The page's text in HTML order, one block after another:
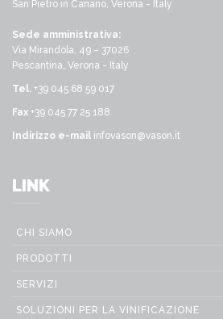
San Pietro in Cariano, Verona - Italy
Sede amministrativa:
Via Mirandola, 49 – 37026
Pescantina, Verona - Italy
Tel. +39 045 68 59 017
Fax +39 045 77 25 188
Indirizzo e-mail infovason@vason.it
LINK
CHI SIAMO
PRODOTTI
SERVIZI
SOLUZIONI PER LA VINIFICAZIONE